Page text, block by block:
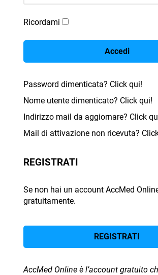
Ricordami
Accedi
Password dimenticata? Click qui!
Nome utente dimenticato? Click qui!
Indirizzo mail da aggiornare? Click
Mail di attivazione non ricevuta?
REGISTRATI
Se non hai un account AccMed
gratuitamente.
REGISTRATI
AccMed Online è l’account gratuito